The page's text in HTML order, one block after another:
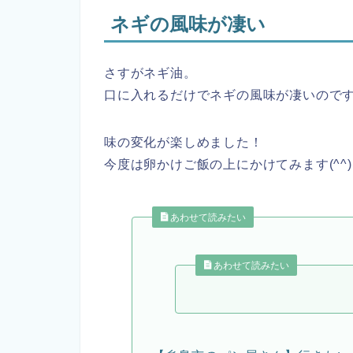
ネギの風味が凄い
さすがネギ油。
口に入れるだけでネギの風味が凄いので
味の変化が楽しめました！
今度は卵かけご飯の上にかけてみます(^^)
あわせて読みたい
あわせて読みたい